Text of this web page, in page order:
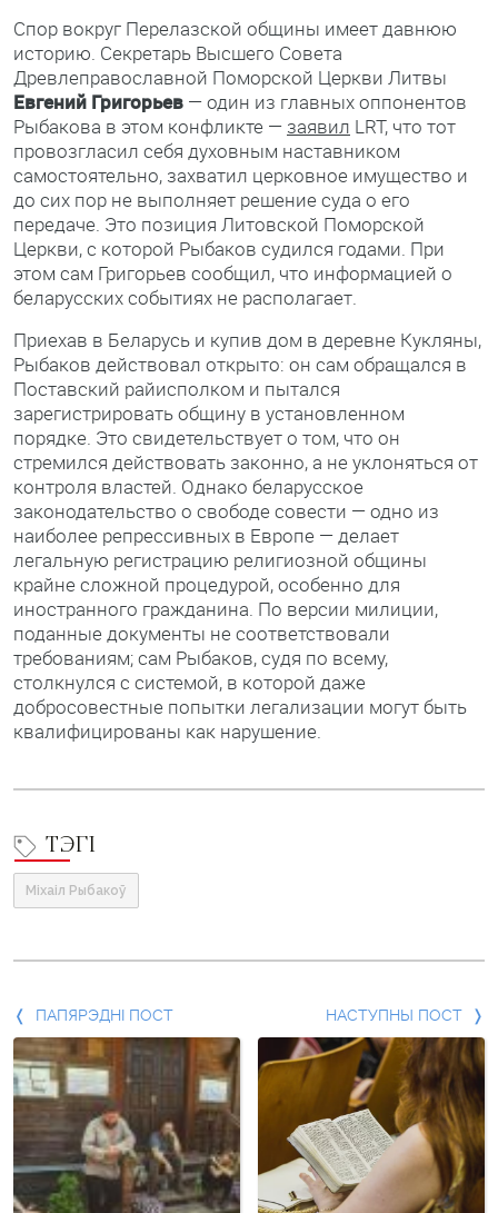
Спор вокруг Перелазской общины имеет давнюю
историю. Секретарь Высшего Совета
Древлеправославной Поморской Церкви Литвы
Евгений Григорьев — один из главных оппонентов
Рыбакова в этом конфликте — заявил LRT, что тот
провозгласил себя духовным наставником
самостоятельно, захватил церковное имущество и
до сих пор не выполняет решение суда о его
передаче. Это позиция Литовской Поморской
Церкви, с которой Рыбаков судился годами. При
этом сам Григорьев сообщил, что информацией о
беларусских событиях не располагает.
Приехав в Беларусь и купив дом в деревне Кукляны,
Рыбаков действовал открыто: он сам обращался в
Поставский райисполком и пытался
зарегистрировать общину в установленном
порядке. Это свидетельствует о том, что он
стремился действовать законно, а не уклоняться от
контроля властей. Однако беларусское
законодательство о свободе совести — одно из
наиболее репрессивных в Европе — делает
легальную регистрацию религиозной общины
крайне сложной процедурой, особенно для
иностранного гражданина. По версии милиции,
поданные документы не соответствовали
требованиям; сам Рыбаков, судя по всему,
столкнулся с системой, в которой даже
добросовестные попытки легализации могут быть
квалифицированы как нарушение.
ТЭГІ
Міхаіл Рыбакоў
Папярэдні
пост
і
наступны
пост
ПАПЯРЭДНІ ПОСТ НАСТУПНЫ ПОСТ